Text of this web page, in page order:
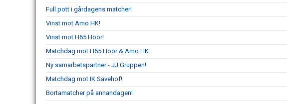
Full pott i gårdagens matcher!
Vinst mot Amo HK!
Vinst mot H65 Höör!
Matchdag mot H65 Höör & Amo HK
Ny samarbetspartner - JJ Gruppen!
Matchdag mot IK Sävehof!
Bortamatcher på annandagen!